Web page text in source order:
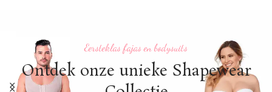
Eersteklas fajas en bodysuits
Ontdek onze unieke Shapewear